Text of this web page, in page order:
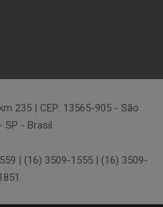
235 | CEP: 13565-905 - São
SP - Brasil
| (16) 3509-1555 | (16) 3509-